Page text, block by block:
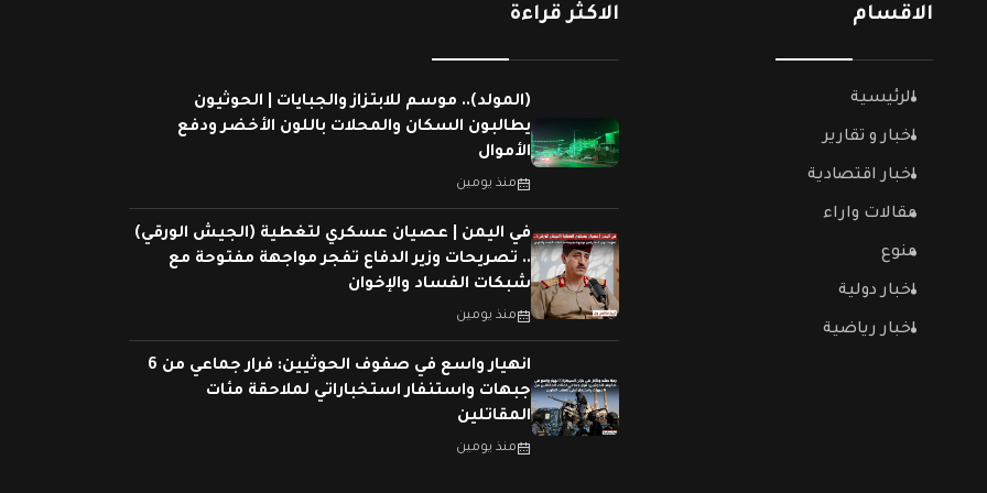
الاقسام
الرئيسية
اخبار و تقارير
اخبار اقتصادية
مقالات واراء
منوع
اخبار دولية
اخبار رياضية
الاكثر قراءة
(المولد).. موسم للابتزاز والجبايات | الحوثيون
يطالبون السكان والمحلات باللون الأخضر ودفع
الأموال
منذ يومين
في اليمن | عصيان عسكري لتغطية (الجيش الورقي)
.. تصريحات وزير الدفاع تفجر مواجهة مفتوحة مع
شبكات الفساد والإخوان
منذ يومين
انهيار واسع في صفوف الحوثيين: فرار جماعي من 6
جبهات واستنفار استخباراتي لملاحقة مئات
المقاتلين
منذ يومين